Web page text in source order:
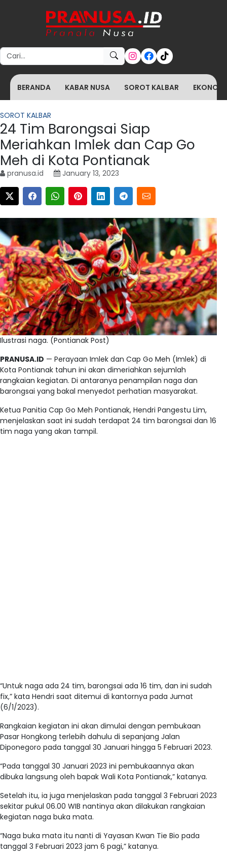
Search for:
BERANDA KABAR NUSA SOROT KALBAR
SOROT KALBAR
24 Tim Barongsai Siap
Meriahkan Imlek dan Cap Go
Meh di Kota Pontianak
pranusa.id January 13, 2023
Ilustrasi naga. (Pontianak Post)
PRANUSA.ID — Perayaan Imlek dan Cap Go Meh (Imlek) di
Kota Pontianak tahun ini akan dimeriahkan sejumlah
rangkaian kegiatan. Di antaranya penampilan naga dan
barongsai yang bakal menyedot perhatian masyarakat.
Ketua Panitia Cap Go Meh Pontianak, Hendri Pangestu Lim,
menjelaskan saat ini sudah terdapat 24 tim barongsai dan 16
tim naga yang akan tampil.
“Untuk naga ada 24 tim, barongsai ada 16 tim, dan ini sudah
fix,” kata Hendri saat ditemui di kantornya pada Jumat
(6/1/2023).
Rangkaian kegiatan ini akan dimulai dengan pembukaan
Pasar Hongkong terlebih dahulu di sepanjang Jalan
Diponegoro pada tanggal 30 Januari hingga 5 Februari 2023.
“Pada tanggal 30 Januari 2023 ini pembukaannya akan
dibuka langsung oleh bapak Wali Kota Pontianak,” katanya.
Setelah itu, ia juga menjelaskan pada tanggal 3 Februari 2023
sekitar pukul 06.00 WIB nantinya akan dilakukan rangkaian
kegiatan naga buka mata.
“Naga buka mata itu nanti di Yayasan Kwan Tie Bio pada
tanggal 3 Februari 2023 jam 6 pagi,” katanya.